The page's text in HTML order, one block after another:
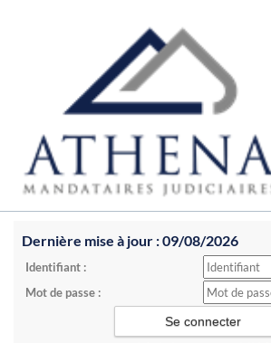
Dernière mise à jour : 09/08/2026
Identifiant :
Mot de passe :